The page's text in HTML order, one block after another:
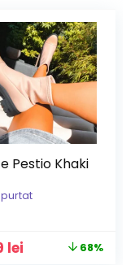
Pestio Khaki
lei 68%